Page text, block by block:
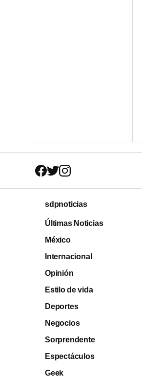
sdpnoticias
Últimas Noticias
México
Internacional
Opinión
Estilo de vida
Deportes
Negocios
Sorprendente
Espectáculos
Geek